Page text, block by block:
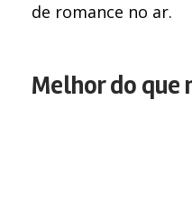
de romance no ar.
Melhor do que